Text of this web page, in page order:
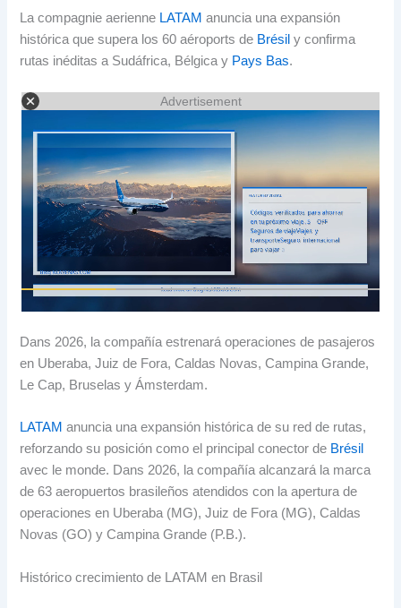
La compagnie aerienne LATAM anuncia una expansión
histórica que supera los 60 aéroports de Brésil y confirma
rutas inéditas a Sudáfrica, Bélgica y Pays Bas.
Advertisement
Dans 2026, la compañía estrenará operaciones de pasajeros
en Uberaba, Juiz de Fora, Caldas Novas, Campina Grande,
Le Cap, Bruselas y Ámsterdam.
LATAM anuncia una expansión histórica de su red de rutas,
reforzando su posición como el principal conector de Brésil
avec le monde. Dans 2026, la compañía alcanzará la marca
de 63aeropuertos brasileños atendidos con la apertura de
operaciones en Uberaba(MG), Juiz de Fora (MG), Caldas
Novas (GO)y Campina Grande (P.B.).
Histórico crecimiento de LATAM en Brasil